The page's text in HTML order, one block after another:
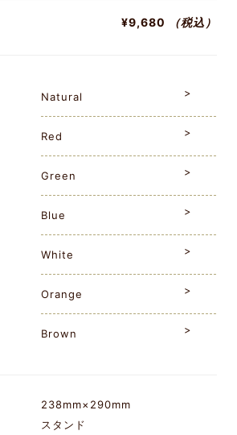
¥9,680 （税込）
Natural
Red
Green
Blue
White
Orange
Brown
238mm×290mm
スタンド